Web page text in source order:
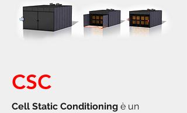
CSC
Cell Static Conditioning è un